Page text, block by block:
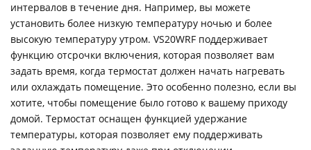
интервалов в течение дня. Например, вы можете
установить более низкую температуру ночью и более
высокую температуру утром. VS20WRF поддерживает
функцию отсрочки включения, которая позволяет вам
задать время, когда термостат должен начать нагревать
или охлаждать помещение. Это особенно полезно, если вы
хотите, чтобы помещение было готово к вашему приходу
домой. Термостат оснащен функцией удержание
температуры, которая позволяет ему поддерживать